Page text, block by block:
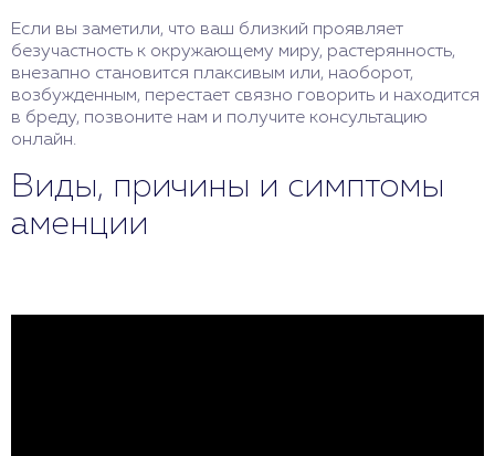
Если вы заметили, что ваш близкий проявляет
безучастность к окружающему миру, растерянность,
внезапно становится плаксивым или, наоборот,
возбужденным, перестает связно говорить и находится
в бреду, позвоните нам и получите консультацию
онлайн.
Виды, причины и симптомы
аменции